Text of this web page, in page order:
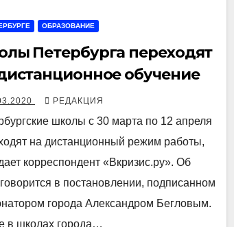
ОБРАЗОВАНИЕ
Петербурга переходят
обучение
РЕДАКЦИЯ
школы с 30 марта по 12 апреля
на дистанционный режим работы,
корреспондент «Вкризис.ру». Об
в постановлении, подписанном
города Александром Бегловым.
в школах города…